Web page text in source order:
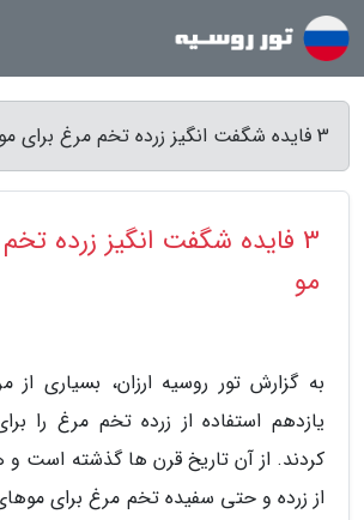
3 فایده شگفت انگیز زرده تخم مرغ برای مو - تور روسیه ارزان
3 فایده شگفت انگیز زرده
مو
به گزارش تور روسیه ارزان، بسیاری از
یازدهم استفاده از زرده تخم مرغ را
کردند. از آن تاریخ قرن ها گذشته است و
از زرده و حتی سفیده تخم مرغ برای